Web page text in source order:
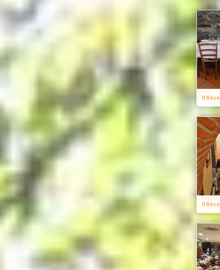
0
0